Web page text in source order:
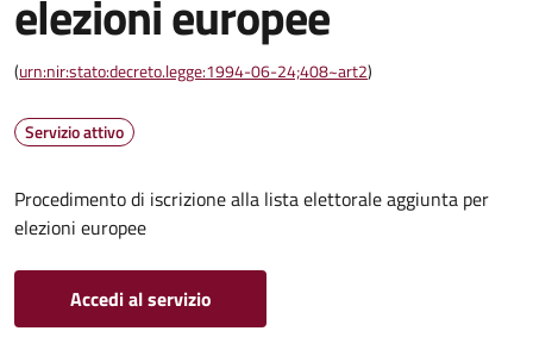
elezioni europee
(urn:nir:stato:decreto.legge:1994-06-24;408~art2)
Servizio attivo
Procedimento di iscrizione alla lista elettorale aggiunta per
elezioni europee
Accedi al servizio